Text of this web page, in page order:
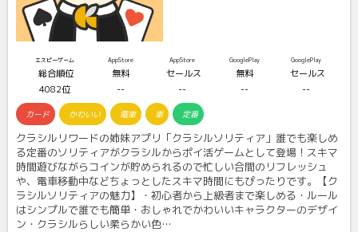
エスピーゲーム
総合順位
4082位
AppStore
無料
--
AppStore
セールス
--
GooglePlay
無料
--
GooglePlay
セールス
--
カード かわいい 電車 車 定番
クラシルリワードの姉妹アプリ「クラシルソリティア」誰でも楽しめ
る定番のソリティアがクラシルからポイ活ゲームとして登場！スキマ
時間遊びながらコインが貯められるので忙しい合間のリフレッシュ
や、電車移動中などちょっとしたスキマ時間にもぴったりです。【ク
ラシルソリティアの魅力】・初心者から上級者まで楽しめる・ルール
はシンプルで誰でも簡単・おしゃれでかわいいキャラクターのデザイ
ン・クラシルらしい柔らかい色…